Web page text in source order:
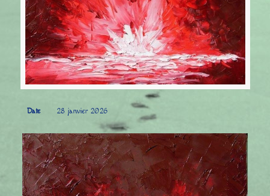
Date 28 janvier 2026